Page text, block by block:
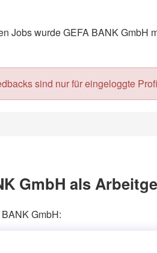
Jobs wurde GEFA BANK GmbH
sind nur für eingeloggte
GmbH als
GmbH: